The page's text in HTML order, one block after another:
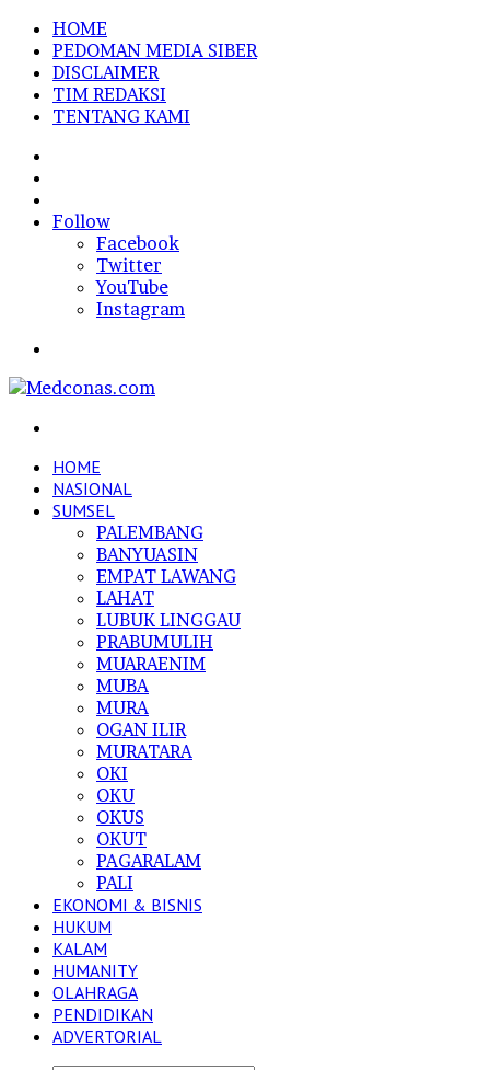
HOME
PEDOMAN MEDIA SIBER
DISCLAIMER
TIM REDAKSI
TENTANG KAMI
In
Follow
Facebook
Twitter
YouTube
Instagram
HOME
NASIONAL
SUMSEL
PALEMBANG
BANYUASIN
EMPAT LAWANG
LAHAT
LUBUK LINGGAU
PRABUMULIH
MUARAENIM
MUBA
MURA
OGAN ILIR
MURATARA
OKI
OKU
OKUS
OKUT
PAGARALAM
PALI
EKONOMI & BISNIS
HUKUM
KALAM
HUMANITY
OLAHRAGA
PENDIDIKAN
ADVERTORIAL